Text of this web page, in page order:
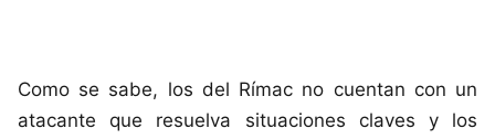
Como se sabe, los del Rímac no cuentan con un
atacante que resuelva situaciones claves y los